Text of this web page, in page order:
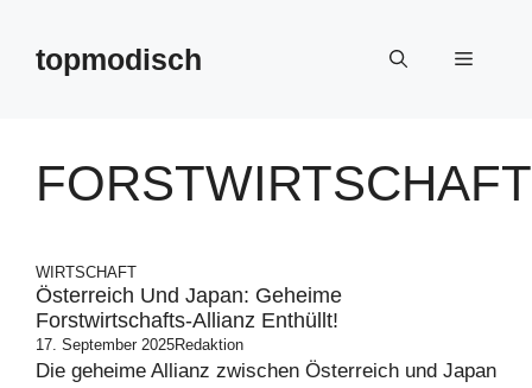
springentopmodisch Menü
FORSTWIRTSCHAFT
WIRTSCHAFT
Österreich Und Japan: Geheime
Forstwirtschafts-Allianz Enthüllt!
17. September 2025Redaktion
Die geheime Allianz zwischen Österreich und Japan